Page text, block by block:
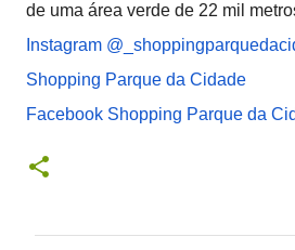
de uma área verde de 22 mil
Instagram
Shopping Parque da Cidade
Facebook Shopping Parque da